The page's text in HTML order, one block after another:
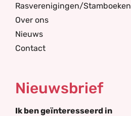
Rasverenigingen/Stamboeken
Over ons
Nieuws
Contact
Nieuwsbrief
Ik ben geïnteresseerd in